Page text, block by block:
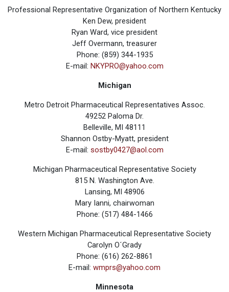
Professional Representative Organization of Northern Kentucky
Ken Dew, president
Ryan Ward, vice president
Jeff Overmann, treasurer
Phone: (859) 344-1935
E-mail: NKYPRO@yahoo.com
Michigan
Metro Detroit Pharmaceutical Representatives Assoc.
49252 Paloma Dr.
Belleville, MI 48111
Shannon Ostby-Myatt, president
E-mail: sostby0427@aol.com
Michigan Pharmaceutical Representative Society
815 N. Washington Ave.
Lansing, MI 48906
Mary Ianni, chairwoman
Phone: (517) 484-1466
Western Michigan Pharmaceutical Representative Society
Carolyn O´Grady
Phone: (616) 262-8861
E-mail: wmprs@yahoo.com
Minnesota